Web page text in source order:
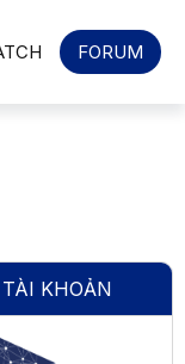
FORUM
KHOẢN